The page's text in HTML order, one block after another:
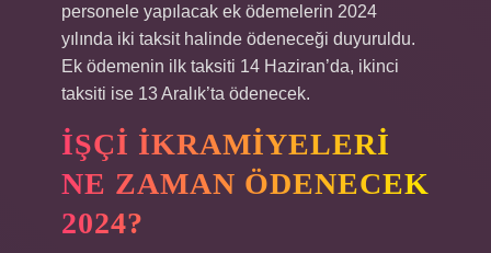
personele yapılacak ek ödemelerin 2024
yılında iki taksit halinde ödeneceği duyuruldu.
Ek ödemenin ilk taksiti 14 Haziran’da, ikinci
taksiti ise 13 Aralık’ta ödenecek.
İŞÇI IKRAMIYELERI
NE ZAMAN ÖDENECEK
2024?